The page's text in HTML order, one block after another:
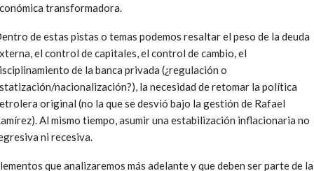
transformadora.
de estas pistas o temas podemos resaltar el peso de la deuda
el control de capitales, el control de cambio, el
de la banca privada (¿regulación o
nacionalización?), la necesidad de retomar la política
original (no la que se desvió bajo la gestión de Rafael
Al mismo tiempo, asumir una estabilización inflacionaria no
ni recesiva.
que analizaremos más adelante y que deben ser parte de la